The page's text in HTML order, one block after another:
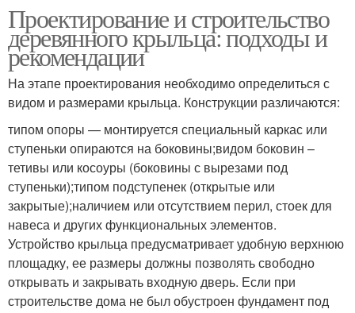
Проектирование и строительство
деревянного крыльца: подходы и
рекомендации
На этапе проектирования необходимо определиться с
видом и размерами крыльца. Конструкции различаются:
типом опоры — монтируется специальный каркас или
ступеньки опираются на боковины;видом боковин –
тетивы или косоуры (боковины с вырезами под
ступеньки);типом подступенек (открытые или
закрытые);наличием или отсутствием перил, стоек для
навеса и других функциональных элементов.
Устройство крыльца предусматривает удобную верхнюю
площадку, ее размеры должны позволять свободно
открывать и закрывать входную дверь. Если при
строительстве дома не был обустроен фундамент под